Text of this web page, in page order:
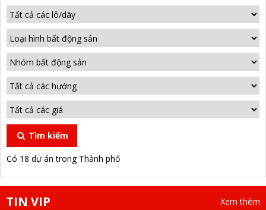
Tìm kiếm
Có 18 dự án trong Thành phố
TIN VIP Xem thêm